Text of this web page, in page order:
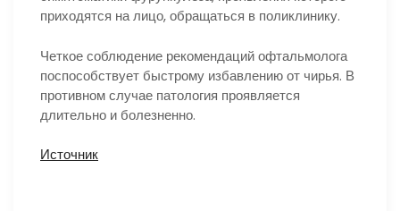
приходятся на лицо, обращаться в поликлинику.
Четкое соблюдение рекомендаций офтальмолога
поспособствует быстрому избавлению от чирья. В
противном случае патология проявляется
длительно и болезненно.
Источник